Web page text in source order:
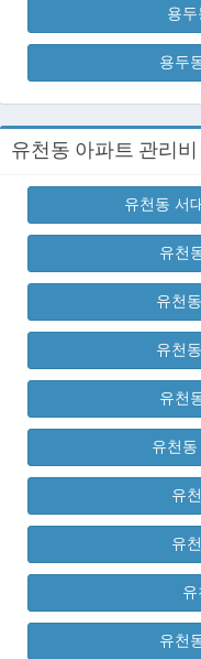
용
용두
유천동 아파트 관리
유천동 서
유천
유천
유천
유천
유천
유
유
유천